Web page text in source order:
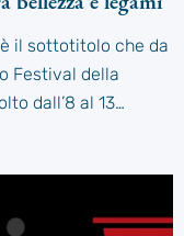
è il sottotitolo che da
Festival della
dall’8 al 13…